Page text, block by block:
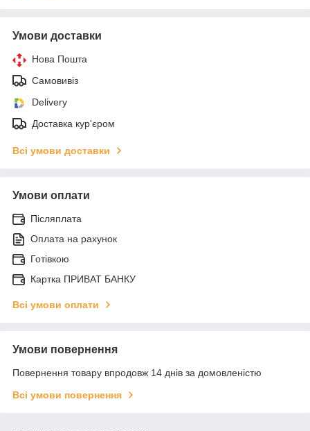
Умови доставки
Нова Пошта
Самовивіз
Delivery
Доставка кур'єром
Всі умови доставки
Умови оплати
Післяплата
Оплата на рахунок
Готівкою
Картка ПРИВАТ БАНКУ
Всі умови оплати
Умови повернення
Повернення товару впродовж 14 днів за домовленістю
Всі умови повернення